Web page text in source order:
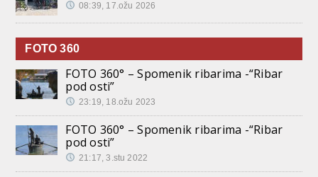
08:39, 17.ožu 2026
FOTO 360
FOTO 360° – Spomenik ribarima -“Ribar
pod osti”
23:19, 18.ožu 2023
FOTO 360° – Spomenik ribarima -“Ribar
pod osti”
21:17, 3.stu 2022